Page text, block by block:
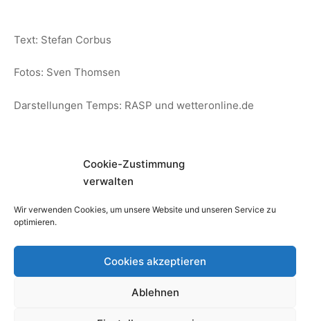
Cookie-Zustimmung
verwalten
Wir verwenden Cookies, um unsere Website und unseren Service zu
optimieren.
Cookies akzeptieren
Ablehnen
Text: Stefan Corbus
Fotos: Sven Thomsen
Darstellungen Temps: RASP und wetteronline.de
Flugbericht
Beitragsnavigation
JenaCup 2016 »